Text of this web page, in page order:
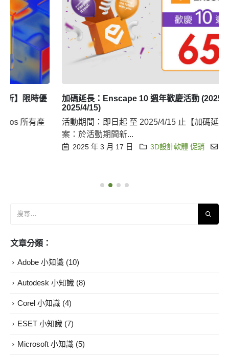
加碼延長：Enscape 10 週年歡慶活動 (2025/3/17 ~
活動期間：即日起 至 2025/4/15 止【加碼延長】活動方
案：於活動期間新...
2025 年 3 月 17 日 3D設計軟體 促銷 Enscape
文章分類：
Adobe 小知識 (10)
Autodesk 小知識 (8)
Corel 小知識 (4)
ESET 小知識 (7)
Microsoft 小知識 (5)